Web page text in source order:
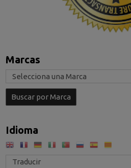
Marcas
Idioma